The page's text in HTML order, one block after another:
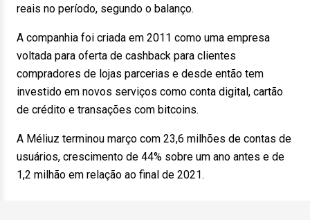
reais no período, segundo o balanço.
A companhia foi criada em 2011 como uma empresa
voltada para oferta de cashback para clientes
compradores de lojas parcerias e desde então tem
investido em novos serviços como conta digital, cartão
de crédito e transações com bitcoins.
A Méliuz terminou março com 23,6 milhões de contas de
usuários, crescimento de 44% sobre um ano antes e de
1,2 milhão em relação ao final de 2021.